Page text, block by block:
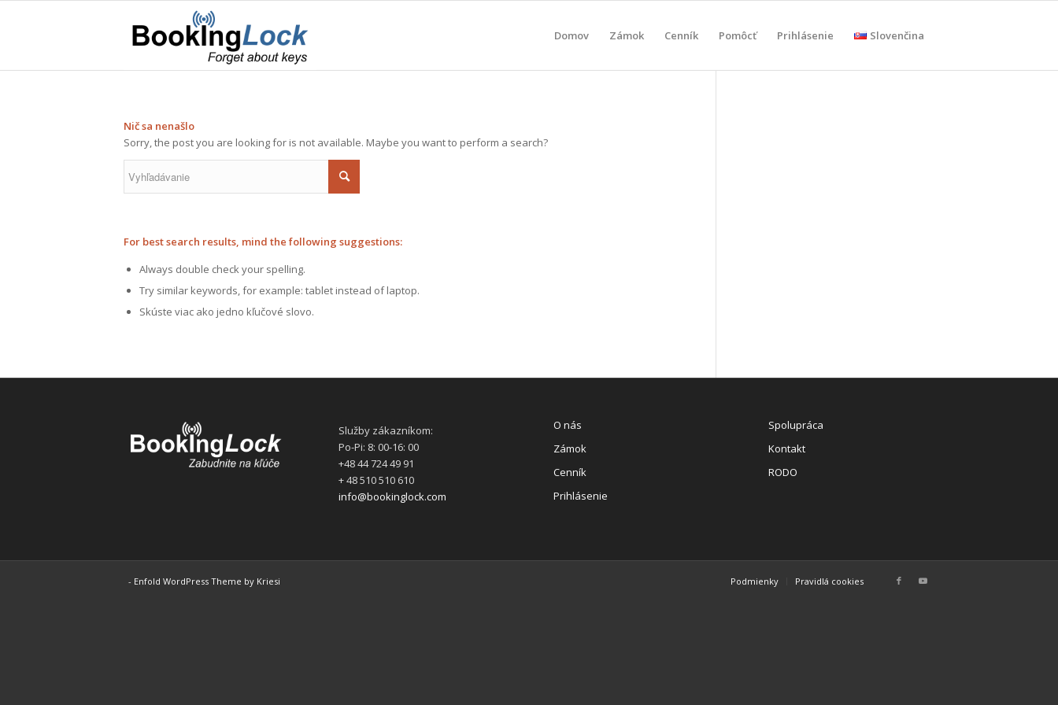
Domov Zámok Cenník Pomôcť Prihlásenie Slovenčina
Nič sa nenašlo
Sorry, the post you are looking for is not available. Maybe you want to perform a search?
For best search results, mind the following suggestions:
Always double check your spelling.
Try similar keywords, for example: tablet instead of laptop.
Skúste viac ako jedno kľučové slovo.
Služby zákazníkom:
Po-Pi: 8: 00-16: 00
+48 44 724 49 91
+ 48 510 510 610
info@bookinglock.com
O nás
Zámok
Cenník
Prihlásenie
Spolupráca
Kontakt
RODO
- Enfold WordPress Theme by Kriesi Podmienky Pravidlá cookies